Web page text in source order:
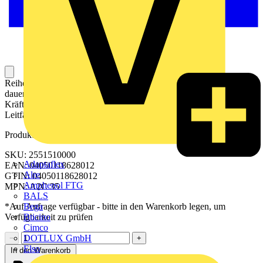
Adaptaflex
Alre
Amphenol FTG
BALS
Bega
Bticino
Cimco
DOTLUX GmbH
Elso
Reihenklemme zum Anschließen oder Verbinden von Leitern mit
dauerhaft sicherem Kontakt. Gehärteter Stahl hält den mechanischen
Kräften stand, Zinn-beschichtetes Kupfer sorgt für beste
Leitfähigkeit.
Produktkennzeichen
SKU: 2551510000
EAN: 04050118628012
GTIN: 04050118628012
MPN: A2C 35
*Auf Anfrage verfügbar - bitte in den Warenkorb legen, um
Verfügbarkeit zu prüfen
−
+
In den Warenkorb